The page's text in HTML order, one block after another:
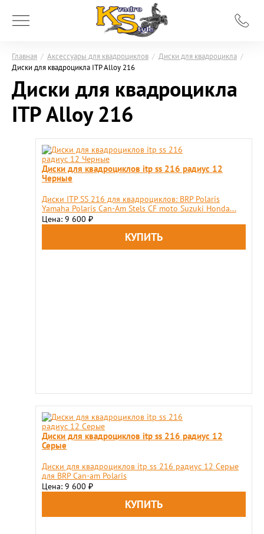
Главная / Аксессуары для квадроциклов / Диски для квадроцикла /
Диски для квадроцикла ITP Alloy 216
Диски для квадроцикла
ITP Alloy 216
Диски для квадроциклов itp ss 216 радиус 12
Черные
Диски ITP SS 216 для квадроциклов: BRP Polaris
Yamaha Polaris Can-Am Stels CF moto Suzuki Honda...
Цена: 9 600 ₽
Диски для квадроциклов itp ss 216 радиус 12
Серые
Диски для квадроциклов itp ss 216 радиус 12 Серые
для BRP Can-am Polaris
Цена: 9 600 ₽